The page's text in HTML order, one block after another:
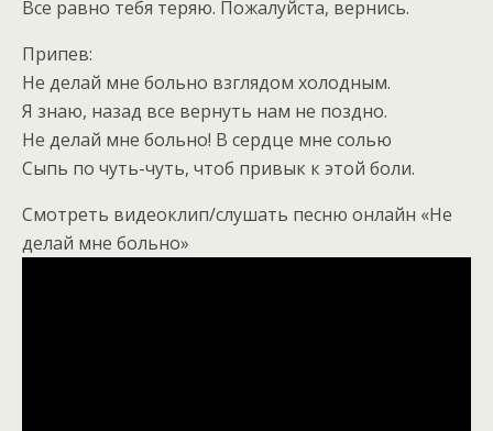
Все равно тебя теряю. Пожалуйста, вернись.
Припев:
Не делай мне больно взглядом холодным.
Я знаю, назад все вернуть нам не поздно.
Не делай мне больно! В сердце мне солью
Сыпь по чуть-чуть, чтоб привык к этой боли.
Смотреть видеоклип/слушать песню онлайн «Не
делай мне больно»